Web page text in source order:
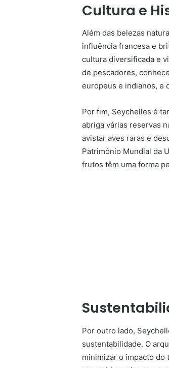
Cultura e
Além das belezas
influência francesa e
cultura diversificada e
de pescadores,
europeus e indianos, e
Por fim, Seychelles é
abriga várias reservas
avistar aves raras e
Patrimônio Mundial da
frutos têm uma forma
Por outro lado,
sustentabilidade. O
minimizar o impacto do